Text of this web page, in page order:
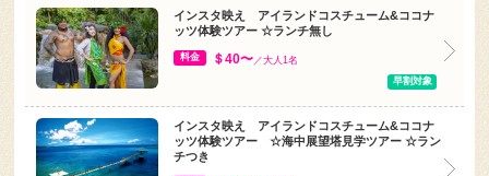
インスタ映え アイランドコスチューム&ココナ
ッツ体験ツアー ☆ランチ無し
料金 ＄40〜 ／大人1名
早割対象
インスタ映え アイランドコスチューム&ココナ
ッツ体験ツアー ☆海中展望塔見学ツアー ☆ラン
チつき